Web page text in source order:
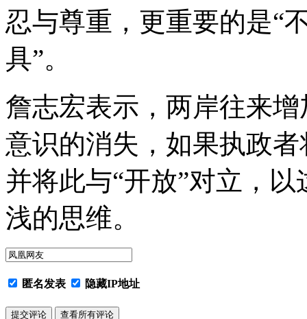
忍与尊重，更重要的是“
具”。
詹志宏表示，两岸往来
意识的消失，如果执政者
并将此与“开放”对立，
浅的思维。
匿名发表 隐藏IP地址